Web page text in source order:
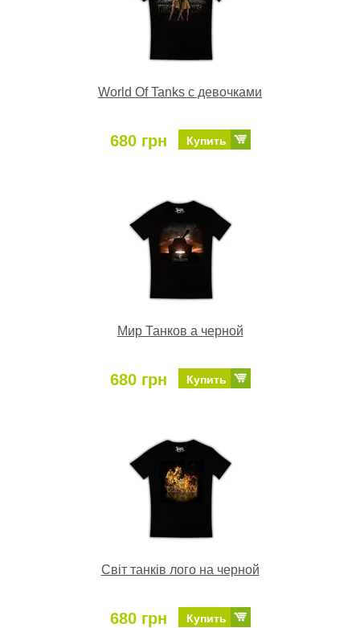
World Of Tanks с девочками
680 грн Купить
Мир Танков а черной
680 грн Купить
Світ танків лого на черной
680 грн Купить